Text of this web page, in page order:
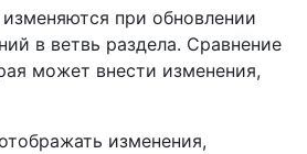
при обновлении
в ветвь раздела. Сравнение
может внести изменения,
изменения,